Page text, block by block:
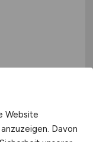
Website
Davon